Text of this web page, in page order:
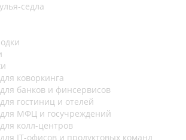
седла
коворкинга
банков и финсервисов
гостиниц и отелей
МФЦ и госучреждений
колл-центров
IT-офисов и продуктовых команд